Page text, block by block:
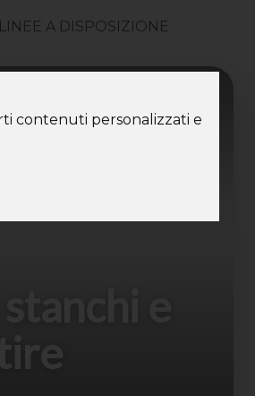
contenuti personalizzati e
A DISPOSIZIONE